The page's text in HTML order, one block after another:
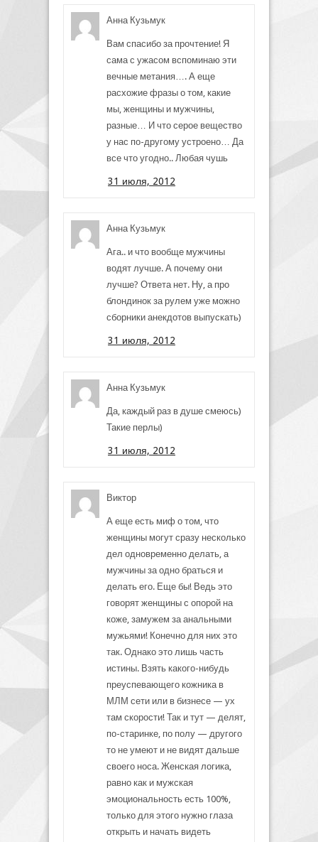
Анна Кузьмук
Вам спасибо за прочтение! Я
сама с ужасом вспоминаю эти
вечные метания…. А еще
расхожие фразы о том, какие
мы, женщины и мужчины,
разные… И что серое вещество
у нас по-другому устроено… Да
все что угодно.. Любая чушь
31 июля, 2012
Анна Кузьмук
Ага.. и что вообще мужчины
водят лучше. А почему они
лучше? Ответа нет. Ну, а про
блондинок за рулем уже можно
сборники анекдотов выпускать)
31 июля, 2012
Анна Кузьмук
Да, каждый раз в душе смеюсь)
Такие перлы)
31 июля, 2012
Виктор
А еще есть миф о том, что
женщины могут сразу несколько
дел одновременно делать, а
мужчины за одно браться и
делать его. Еще бы! Ведь это
говорят женщины с опорой на
коже, замужем за анальными
мужьями! Конечно для них это
так. Однако это лишь часть
истины. Взять какого-нибудь
преуспевающего кожника в
МЛМ сети или в бизнесе — ух
там скорости! Так и тут — делят,
по-старинке, по полу — другого
то не умеют и не видят дальше
своего носа. Женская логика,
равно как и мужская
эмоциональность есть 100%,
только для этого нужно глаза
открыть и начать видеть